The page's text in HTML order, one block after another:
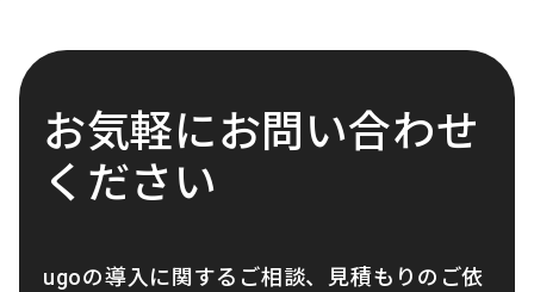
お気軽にお問い合わせ
ください
ugoの導入に関するご相談、見積もりのご依